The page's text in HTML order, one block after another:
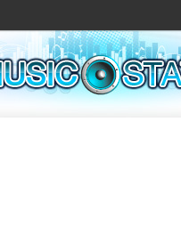
ข่าวด่วน
ละคร